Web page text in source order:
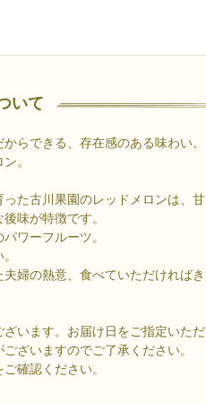
いて
らできる、存在感のある味わい。
。
た古川果園のレッドメロンは、甘
味が特徴です。
ワーフルーツ。
婦の熱意、食べていただければき
います。お届け日をご指定いただ
ざいますのでご了承ください。
確認ください。